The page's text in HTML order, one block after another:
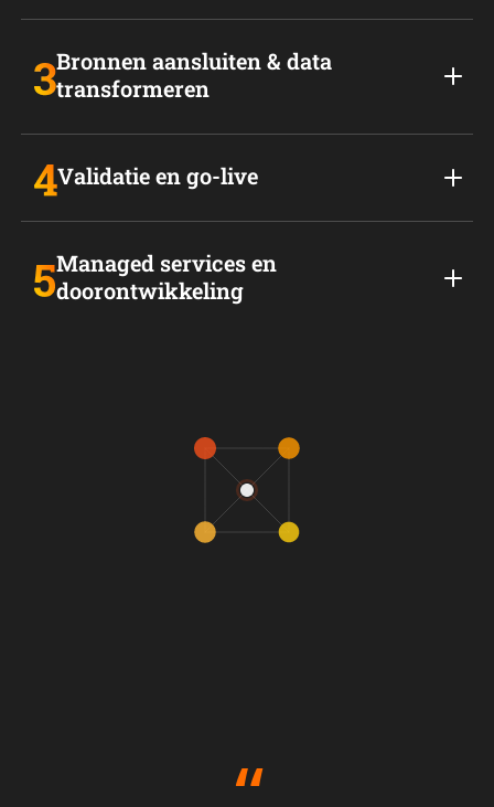
Bronnen aansluiten & data
transformeren
Validatie en go-live
Managed services en
doorontwikkeling